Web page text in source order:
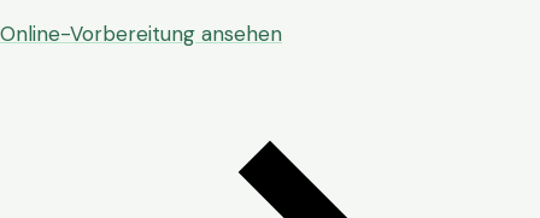
Online-Vorbereitung ansehen